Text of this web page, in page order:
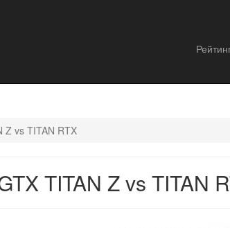
Z vs TITAN RTX
TITAN Z vs TITAN